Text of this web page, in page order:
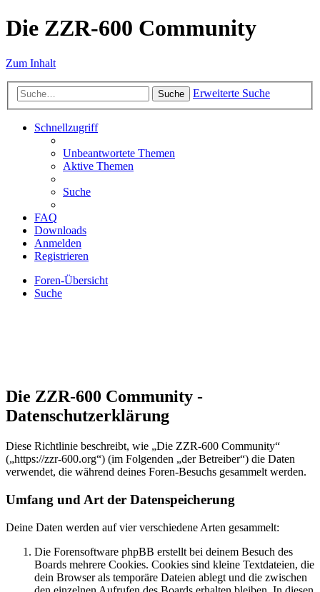
Die ZZR-600 Community
Zum Inhalt
Suche Erweiterte Suche
Schnellzugriff
Unbeantwortete Themen
Aktive Themen
Suche
FAQ
Downloads
Anmelden
Registrieren
Foren-Übersicht
Suche
Die ZZR-600 Community -
Datenschutzerklärung
Diese Richtlinie beschreibt, wie „Die ZZR-600 Community“
(„https://zzr-600.org“) (im Folgenden „der Betreiber“) die Daten
verwendet, die während deines Foren-Besuchs gesammelt werden.
Umfang und Art der Datenspeicherung
Deine Daten werden auf vier verschiedene Arten gesammelt:
Die Forensoftware phpBB erstellt bei deinem Besuch des
Boards mehrere Cookies. Cookies sind kleine Textdateien, die
dein Browser als temporäre Dateien ablegt und die zwischen